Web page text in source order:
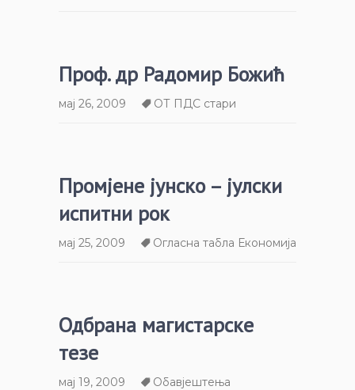
Проф. др Радомир Божић
мај 26, 2009 ОТ ПДС стари
Промјене јунско – јулски
испитни рок
мај 25, 2009 Огласна табла Економија
Одбрана магистарске
тезе
мај 19, 2009 Обавјештења